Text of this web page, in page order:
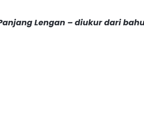
Lengan – diukur dari